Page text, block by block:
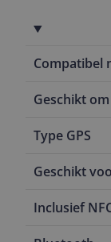
Compatibel
Geschikt
Type GPS
Geschikt
Inclusief